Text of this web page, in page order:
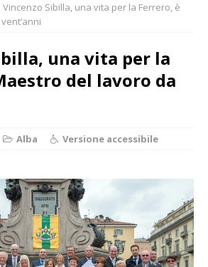
Vincenzo Sibilla, una vita per la Ferrero, è
una vita per la
del lavoro da
Alba Versione accessibile